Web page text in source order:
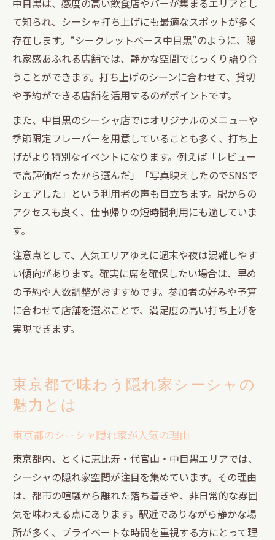
て知られ、シーシャ打ち上げにも最適なスポットが多く
存在します。“シークレットベース中目黒”のように、隠
れ家感あふれる店舗では、静かな空間でじっくり語り合
うことができます。打ち上げのシーンに合わせて、貸切
や予約ができる店舗を活用するのがポイントです。
また、中目黒のシーシャ店ではオリジナルのメニューや
季節限定フレーバーを用意していることも多く、打ち上
げがより特別なイベントになります。例えば「レビュー
で高評価だったから選んだ」「写真映えしたのでSNSで
シェアした」という利用者の声も目立ちます。駅からの
アクセスも良く、仕事帰りの短時間利用にも適していま
す。
注意点として、人気エリアゆえに週末や夜は混雑しやす
い傾向があります。確実に席を確保したい場合は、早め
の予約や人数調整がおすすめです。参加者の好みや予算
に合わせて店舗を選ぶことで、満足度の高い打ち上げを
実現できます。
東京都で味わう隠れ家シーシャの
魅力とは
東京都のシーシャ隠れ家が人気の理由
東京都内、とくに恵比寿・代官山・中目黒エリアでは、
シーシャの隠れ家空間が注目を集めています。その理由
は、都市の喧騒から離れた落ち着きや、非日常的な雰囲
気を味わえる点にあります。駅近でありながら静かな場
所が多く、プライベートな時間を重視する方にとって理